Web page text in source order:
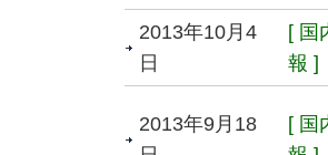
2013年10月4
日
[ 国
報 ]
2013年9月18
[ 国